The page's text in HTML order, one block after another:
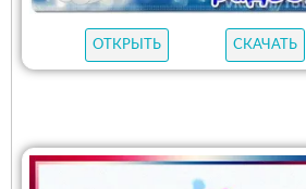
ОТКРЫТЬ СКАЧАТЬ